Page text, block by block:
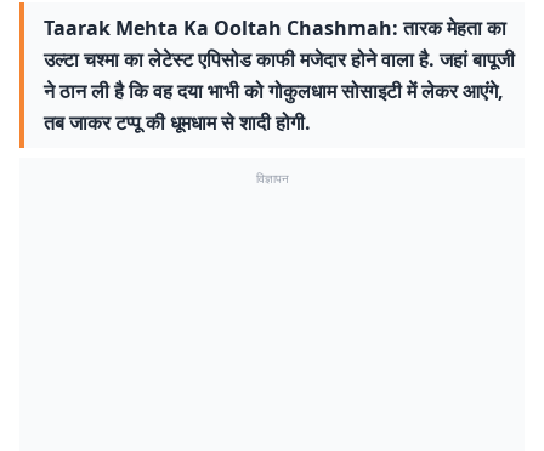
Taarak Mehta Ka Ooltah Chashmah: तारक मेहता का
उल्टा चश्मा का लेटेस्ट एपिसोड काफी मजेदार होने वाला है. जहां बापूजी
ने ठान ली है कि वह दया भाभी को गोकुलधाम सोसाइटी में लेकर आएंगे,
तब जाकर टप्पू की धूमधाम से शादी होगी.
विज्ञापन